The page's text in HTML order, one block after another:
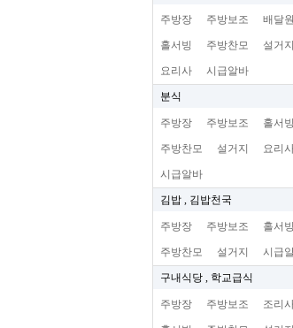
주방장 주방보조 배달원
홀서빙 주방찬모 설거지
요리사 시급알바
분식
주방장 주방보조 홀서빙
주방찬모 설거지 요리
시급알바
김밥 , 김밥천국
주방장 주방보조 홀서빙
주방찬모 설거지 시급
구내식당 , 학교급식
주방장 주방보조 조리